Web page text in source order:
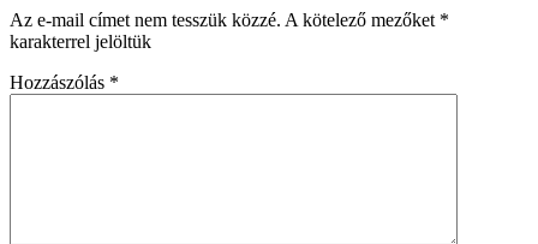
Az e-mail címet nem tesszük közzé. A kötelező mezőket *
karakterrel jelöltük
Hozzászólás *